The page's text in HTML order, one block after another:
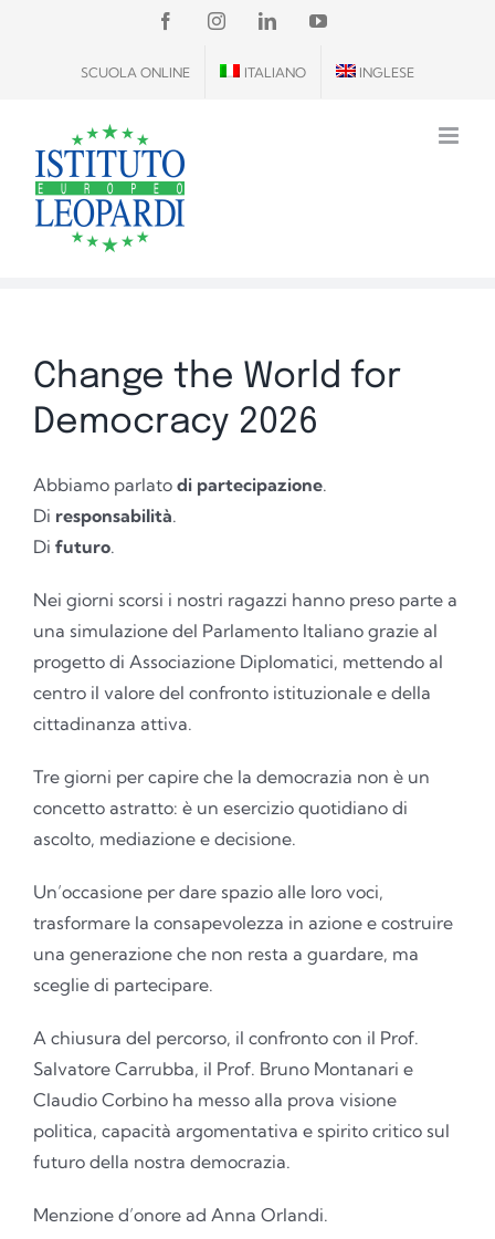
contenuto
FACEBOOKINSTAGRAM
LINKEDINYOUTUBE
SCUOLA ONLINE ITALIANO INGLESE
Change the World for
Democracy 2026
Abbiamo parlato di partecipazione.
Di responsabilità.
Di futuro.
Nei giorni scorsi i nostri ragazzi hanno preso parte a
una simulazione del Parlamento Italiano grazie al
progetto di Associazione Diplomatici, mettendo al
centro il valore del confronto istituzionale e della
cittadinanza attiva.
Tre giorni per capire che la democrazia non è un
concetto astratto: è un esercizio quotidiano di
ascolto, mediazione e decisione.
Un’occasione per dare spazio alle loro voci,
trasformare la consapevolezza in azione e costruire
una generazione che non resta a guardare, ma
sceglie di partecipare.
A chiusura del percorso, il confronto con il Prof.
Salvatore Carrubba, il Prof. Bruno Montanari e
Claudio Corbino ha messo alla prova visione
politica, capacità argomentativa e spirito critico sul
futuro della nostra democrazia.
Menzione d’onore ad Anna Orlandi.